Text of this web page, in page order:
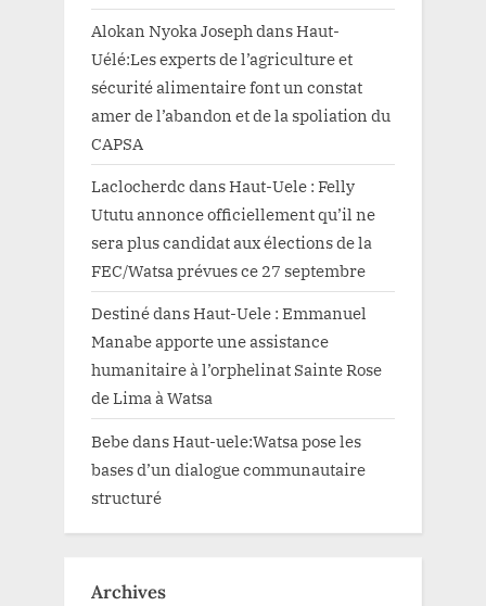
Alokan Nyoka JosephdansHaut-
Uélé:Les experts de l’agriculture et
sécurité alimentaire font un constat
amer de l’abandon et de la spoliation du
CAPSA
Laclocherdc dansHaut-Uele : Felly
Ututu annonce officiellement qu’il ne
sera plus candidat aux élections de la
FEC/Watsa prévues ce 27 septembre
DestinédansHaut-Uele : Emmanuel
Manabe apporte une assistance
humanitaire à l’orphelinat Sainte Rose
de Lima à Watsa
BebedansHaut-uele:Watsa pose les
bases d’un dialogue communautaire
structuré
Archives